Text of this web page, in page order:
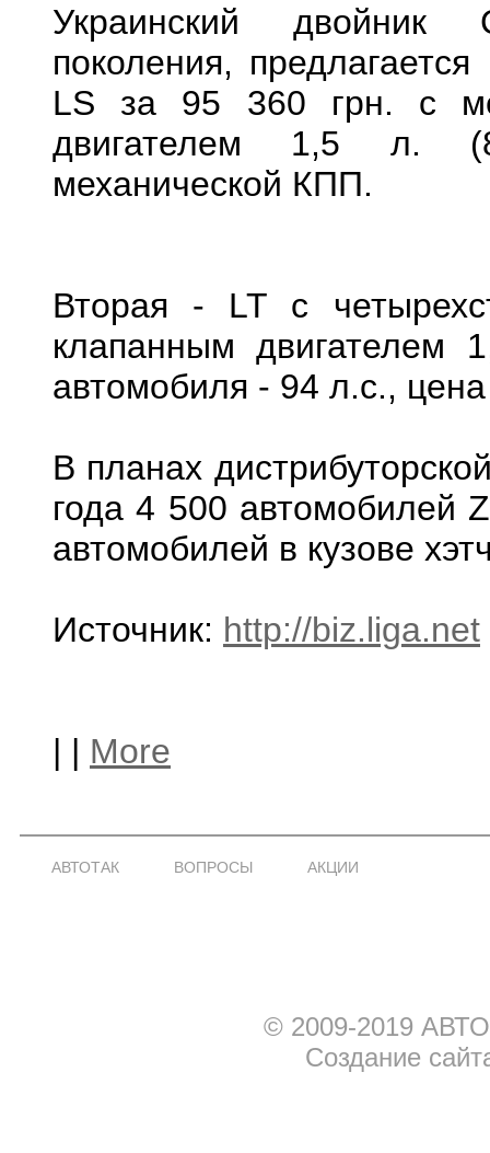
Украинский двойник
поколения,
LS за 95 360 грн. с
двигателем 1,5 л.
механической КПП.
Вторая - LT с
клапанным двигателем
автомобиля - 94 л.с.,
В планах
года 4 500 автомобилей
автомобилей в кузове
Источник: http://biz.liga.net
| | More
АВТОТАК ВОПРОСЫ АКЦИИ
© 2009-2019
Создание